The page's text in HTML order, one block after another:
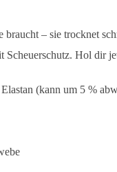
– sie trocknet
Scheuerschutz. Hol dir
(kann um 5 %